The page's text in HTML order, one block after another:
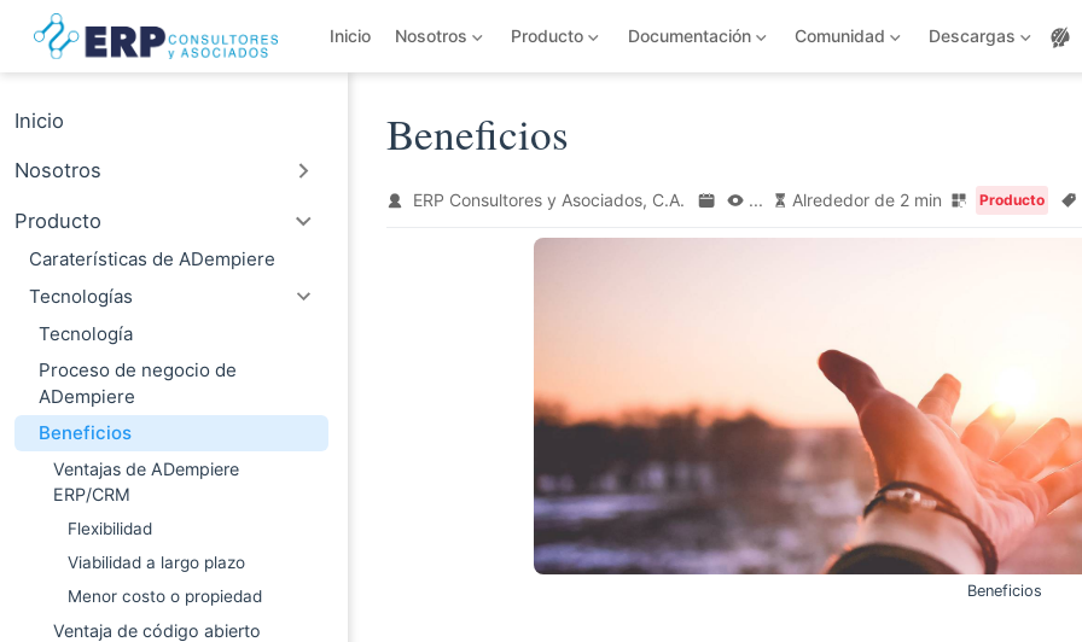
Saltar al contenido principal
Inicio
Nosotros Producto Documentación Comunidad Descargas
Inicio
Nosotros
Producto
Caraterísticas de ADempiere
Tecnologías
Tecnología
Proceso de negocio de
ADempiere
Beneficios
Ventajas de ADempiere
ERP/CRM
Flexibilidad
Viabilidad a largo plazo
Menor costo o propiedad
Ventaja de código abierto
Beneficios
ERP Consultores y Asociados, C.A. ... Alrededor de 2 min Producto
Beneficios